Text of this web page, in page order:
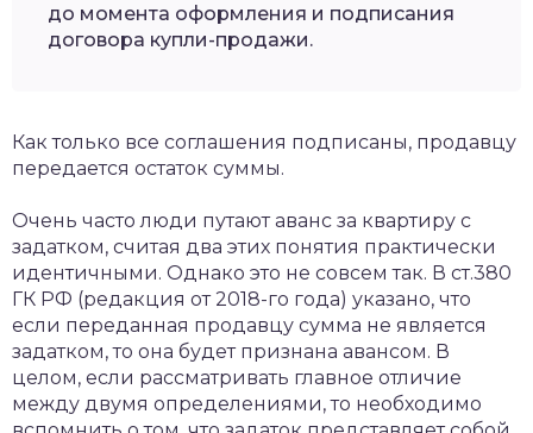
до момента оформления и подписания
договора купли-продажи.
Как только все соглашения подписаны, продавцу
передается остаток суммы.
Очень часто люди путают аванс за квартиру с
задатком, считая два этих понятия практически
идентичными. Однако это не совсем так. В ст.380
ГК РФ (редакция от 2018-го года) указано, что
если переданная продавцу сумма не является
задатком, то она будет признана авансом. В
целом, если рассматривать главное отличие
между двумя определениями, то необходимо